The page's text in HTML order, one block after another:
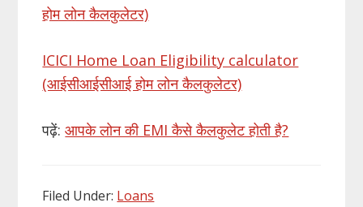
होम लोन कैलकुलेटर)
ICICI Home Loan Eligibility calculator
(आईसीआईसीआई होम लोन कैलकुलेटर)
पढ़ें:आपके लोन की EMI कैसे कैलकुलेट होती है?
Filed Under: Loans